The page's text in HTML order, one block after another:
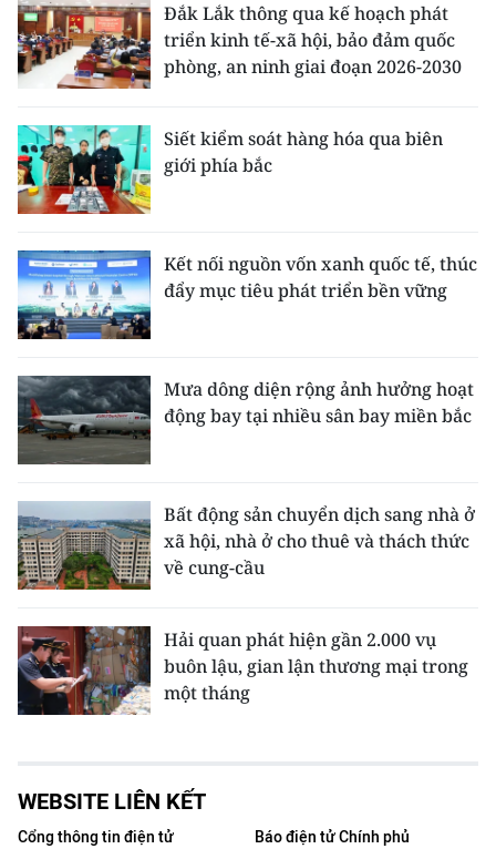
Đắk Lắk thông qua kế hoạch phát
triển kinh tế-xã hội, bảo đảm quốc
phòng, an ninh giai đoạn 2026-2030
Siết kiểm soát hàng hóa qua biên
giới phía bắc
Kết nối nguồn vốn xanh quốc tế, thúc
đẩy mục tiêu phát triển bền vững
Mưa dông diện rộng ảnh hưởng hoạt
động bay tại nhiều sân bay miền bắc
Bất động sản chuyển dịch sang nhà ở
xã hội, nhà ở cho thuê và thách thức
về cung-cầu
Hải quan phát hiện gần 2.000 vụ
buôn lậu, gian lận thương mại trong
một tháng
WEBSITE LIÊN KẾT
Cổng thông tin điện tử
Báo điện tử Chính phủ